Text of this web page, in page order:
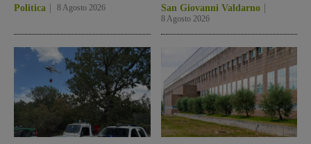
Politica 8 Agosto 2026 San Giovanni Valdarno
8 Agosto 2026